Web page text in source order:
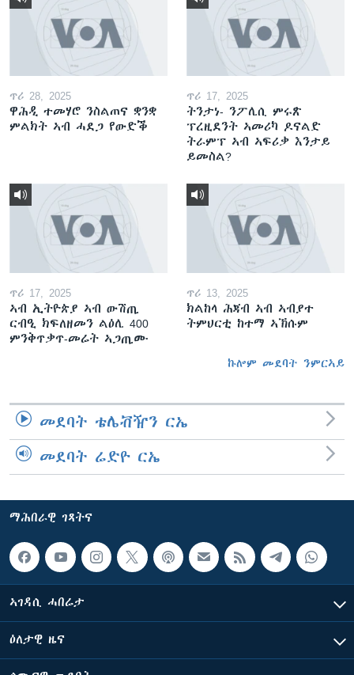
ጥሪ 28, 2025
ዋሕዲ ተመሃሮ ንስልጠና ቋንቋ
ምልክት ኣብ ሓደጋ የውድቕ
ጥሪ 17, 2025
ትንታነ- ንፖሊሲ ምሩጽ
ፕረዚደንት ኣመሪካ ዶናልድ
ትራምፕ ኣብ ኣፍሪቃ እንታይ
ይመስል?
ጥሪ 17, 2025
ኣብ ኢትዮጵያ ኣብ ውሽጢ
ርብዒ ክፍለዘመን ልዕሊ 400
ምንቅጥቃጥ-መሬት ኣጋጢሙ
ጥሪ 13, 2025
ክልከላ ሕጃብ ኣብ ኣብያተ
ትምህርቲ ከተማ ኣኽሱም
ኩሎም መደባት ንምርኣይ
መደባት ቴሌቭዥን ርኤ
መደባት ሬድዮ ርኤ
ማሕበራዊ ገጻትና
ኣገዳሲ ሓበሬታ
ዕለታዊ ዜና